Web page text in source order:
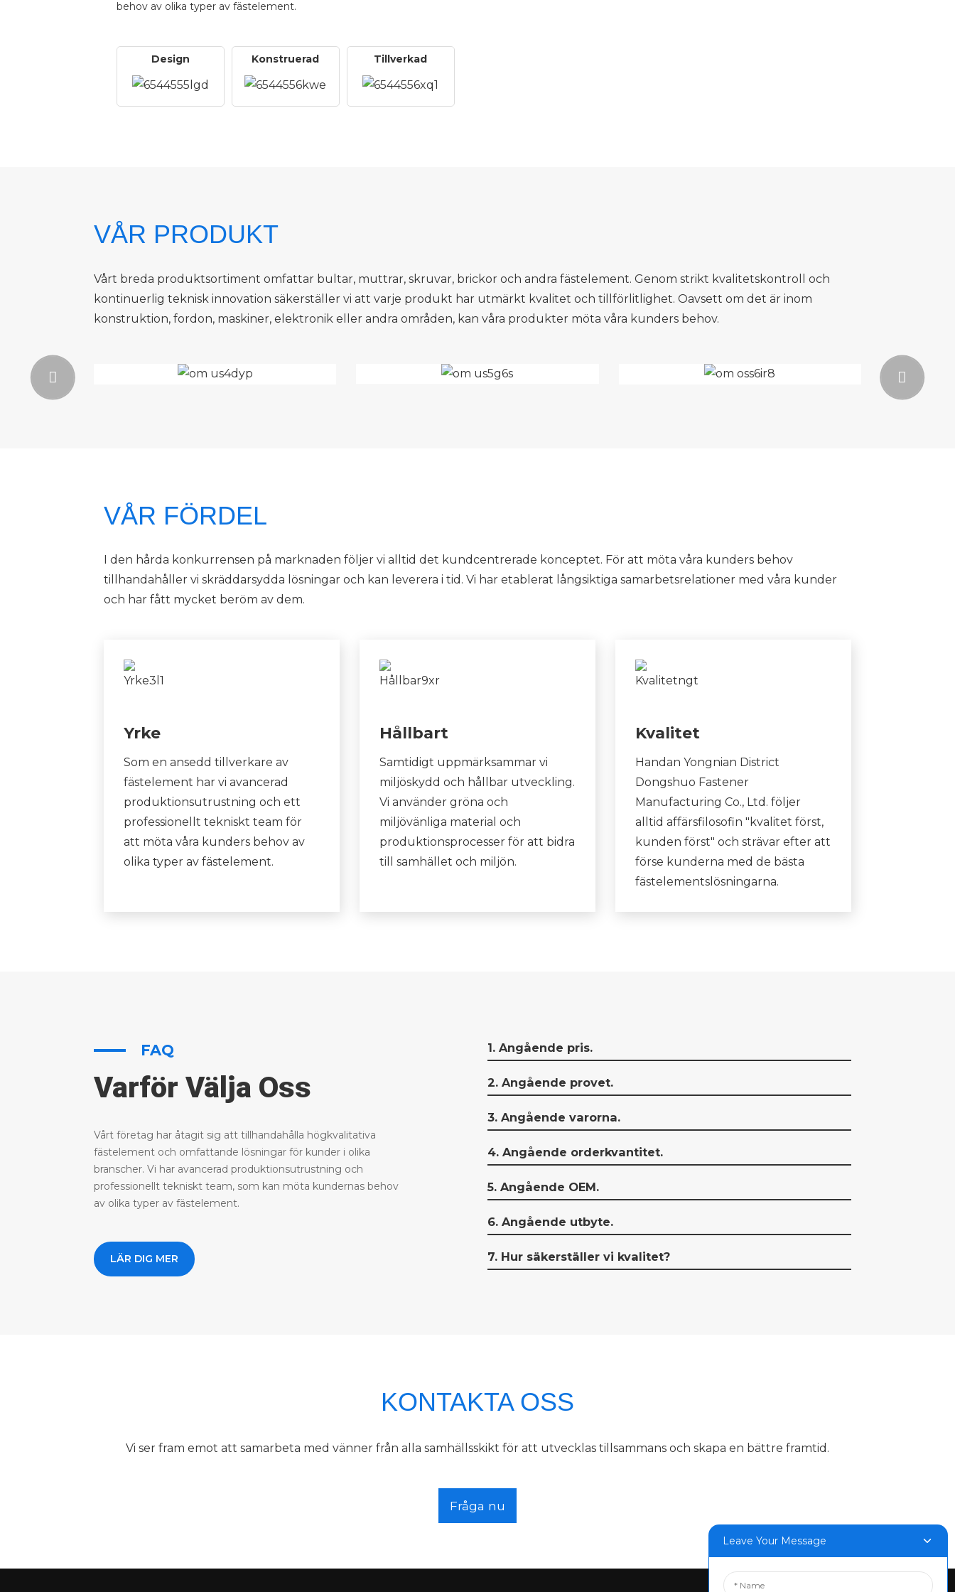
behov av olika typer av fästelement.
Design Konstruerad Tillverkad
VÅR PRODUKT
Vårt breda produktsortiment omfattar bultar, muttrar, skruvar, brickor och andra fästelement. Genom strikt kvalitetskontroll och
kontinuerlig teknisk innovation säkerställer vi att varje produkt har utmärkt kvalitet och tillförlitlighet. Oavsett om det är inom
konstruktion, fordon, maskiner, elektronik eller andra områden, kan våra produkter möta våra kunders behov.
VÅR FÖRDEL
I den hårda konkurrensen på marknaden följer vi alltid det kundcentrerade konceptet. För att möta våra kunders behov
tillhandahåller vi skräddarsydda lösningar och kan leverera i tid. Vi har etablerat långsiktiga samarbetsrelationer med våra kunder
och har fått mycket beröm av dem.
Yrke
Som en ansedd tillverkare av
fästelement har vi avancerad
produktionsutrustning och ett
professionellt tekniskt team för
att möta våra kunders behov av
olika typer av fästelement.
Hållbart
Samtidigt uppmärksammar vi
miljöskydd och hållbar utveckling.
Vi använder gröna och
miljövänliga material och
produktionsprocesser för att bidra
till samhället och miljön.
Kvalitet
Handan Yongnian District
Dongshuo Fastener
Manufacturing Co., Ltd. följer
alltid affärsfilosofin "kvalitet först,
kunden först" och strävar efter att
förse kunderna med de bästa
fästelementslösningarna.
FAQ
Varför Välja Oss
Vårt företag har åtagit sig att tillhandahålla högkvalitativa
fästelement och omfattande lösningar för kunder i olika
branscher. Vi har avancerad produktionsutrustning och
professionellt tekniskt team, som kan möta kundernas behov
av olika typer av fästelement.
LÄR DIG MER
1. Angående pris.
2. Angående provet.
3. Angående varorna.
4. Angående orderkvantitet.
5. Angående OEM.
6. Angående utbyte.
7. Hur säkerställer vi kvalitet?
KONTAKTA OSS
Vi ser fram emot att samarbeta med vänner från alla samhällsskikt för att utvecklas tillsammans och skapa en bättre framtid.
Fråga nu
Leave Your Message